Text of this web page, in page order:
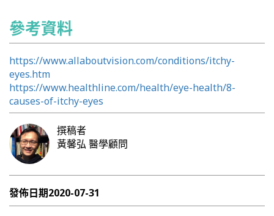
參考資料
https://www.allaboutvision.com/conditions/itchy-
eyes.htm
https://www.healthline.com/health/eye-health/8-
causes-of-itchy-eyes
撰稿者
黃馨弘 醫學顧問
發佈日期2020-07-31